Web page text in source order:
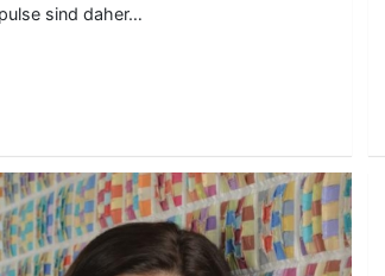
sind daher…